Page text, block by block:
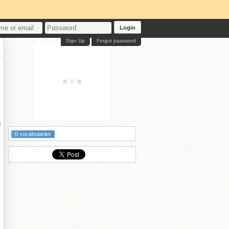
Login
Forgot password
Sign Up
0 vocabularies